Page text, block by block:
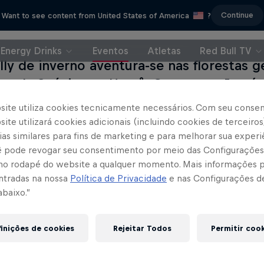
Want to see content from United States of America ? Continue
Energy Drinks Eventos Atletas Red Bull TV
de inverno aventura-se nas florestas
da Suécia, em Umeå. O evento não
como também é conhecido como uma
do Mundo de Rallys da FIA.
com pregos proporcionam uma aderência
é paradoxalmente uma das rondas mais rápidas
ao vivo, tendas de restauração e o After
Arena, o Rally da Suécia é verdadeiramente um
utiliza cookies tecnicamente necessários. Com seu
utilizará cookies adicionais (incluindo cookies de
similares para fins de marketing e para melhorar sua
pode revogar seu consentimento por meio das
rodapé do website a qualquer momento. Mais informações
na nossa Política de Privacidade e nas Configurações
de cookies Rejeitar Todos Permitir